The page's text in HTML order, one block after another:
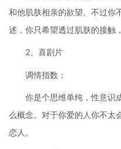
和他肌肤相亲的欲望。不过你
述，你只希望透过肌肤的接触
2、喜剧片
调情指数：
你是个思维单纯，性意识
么概念。对于你爱的人你不太
恋人。